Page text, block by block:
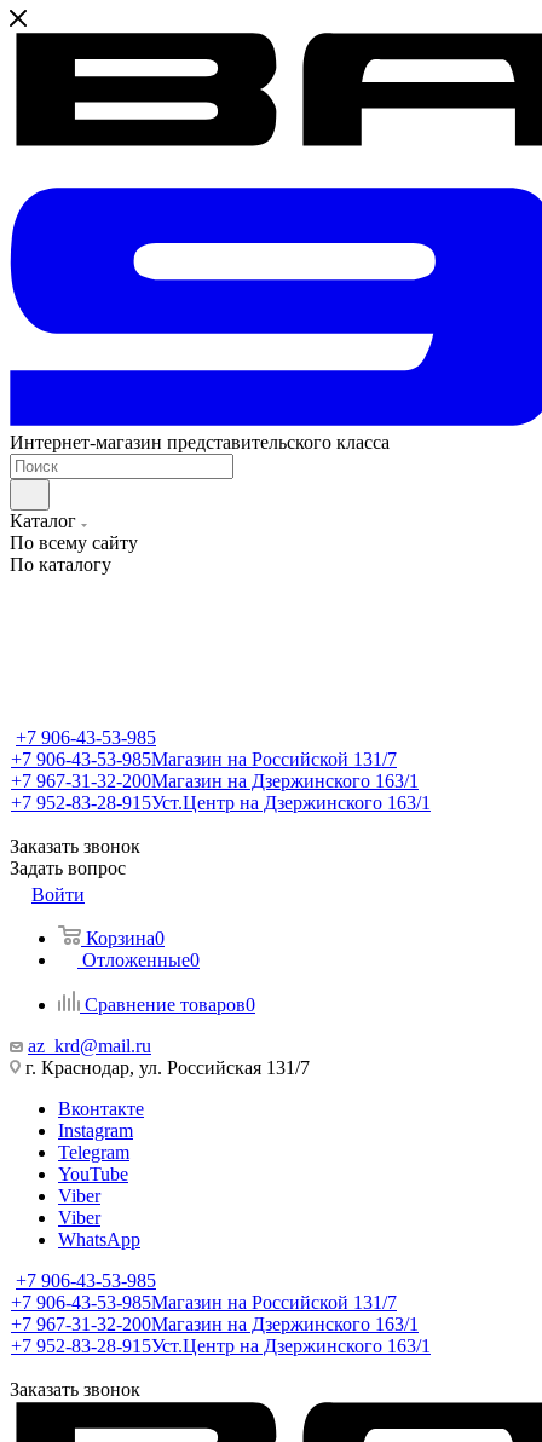
Интернет-магазин представительского класса
Каталог
По всему сайту
По каталогу
+7 906-43-53-985
+7 906-43-53-985Магазин на Российской 131/7
+7 967-31-32-200Магазин на Дзержинского 163/1
+7 952-83-28-915Уст.Центр на Дзержинского 163/1
Заказать звонок
Задать вопрос
Войти
Корзина0
Отложенные0
Сравнение товаров0
az_krd@mail.ru
г. Краснодар, ул. Российская 131/7
Вконтакте
Instagram
Telegram
YouTube
Viber
Viber
WhatsApp
+7 906-43-53-985
+7 906-43-53-985Магазин на Российской 131/7
+7 967-31-32-200Магазин на Дзержинского 163/1
+7 952-83-28-915Уст.Центр на Дзержинского 163/1
Заказать звонок